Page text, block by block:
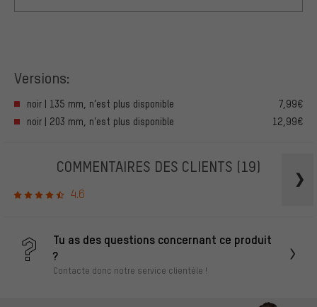
Versions:
noir | 135 mm, n’est plus disponible
7,99€
noir | 203 mm, n’est plus disponible
12,99€
COMMENTAIRES DES CLIENTS (19)
4.6
Tu as des questions concernant ce produit
?
Contacte donc notre service clientèle !